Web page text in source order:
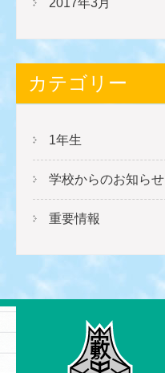
2017年3月
カテゴリー
1年生
学校からのお知らせ
重要情報